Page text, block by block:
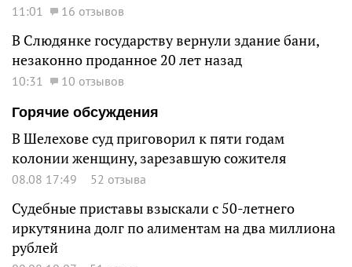
11:01 16 отзывов
В Слюдянке государству вернули здание бани,
незаконно проданное 20 лет назад
10:31
10 отзывов
Горячие обсуждения
В Шелехове суд приговорил к пяти годам
колонии женщину, зарезавшую сожителя
08.08 17:49 52 отзыва
Судебные приставы взыскали с 50-летнего
иркутянина долг по алиментам на два миллиона
рублей